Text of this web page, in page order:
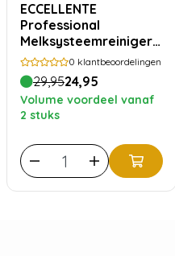
ECCELLENTE
Professional
Melksysteemreiniger -
1000ml 0 klantbeoordelingen
29,9524,95
Volume voordeel vanaf
2 stuks